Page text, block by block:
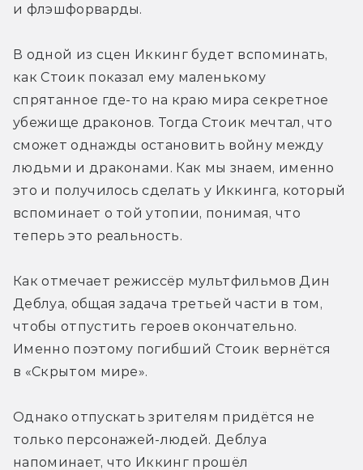
и флэшфорварды.
В одной из сцен Иккинг будет вспоминать,
как Стоик показал ему маленькому
спрятанное где-то на краю мира секретное
убежище драконов. Тогда Стоик мечтал, что
сможет однажды остановить войну между
людьми и драконами. Как мы знаем, именно
это и получилось сделать у Иккинга, который
вспоминает о той утопии, понимая, что
теперь это реальность.
Как отмечает режиссёр мультфильмов Дин
Деблуа, общая задача третьей части в том,
чтобы отпустить героев окончательно.
Именно поэтому погибший Стоик вернётся
в «Скрытом мире».
Однако отпускать зрителям придётся не
только персонажей-людей. Деблуа
напоминает, что Иккинг прошёл